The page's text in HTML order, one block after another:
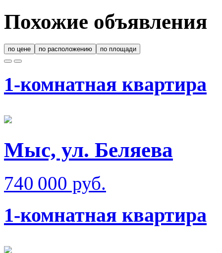
Похожие объявления
по цене по расположению по площади
1-комнатная квартира
Мыс, ул. Беляева
740 000 руб.
1-комнатная квартира